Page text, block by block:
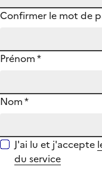
Confirmer le mot de
Prénom*
Nom*
J'ai lu et j'accepte
du service